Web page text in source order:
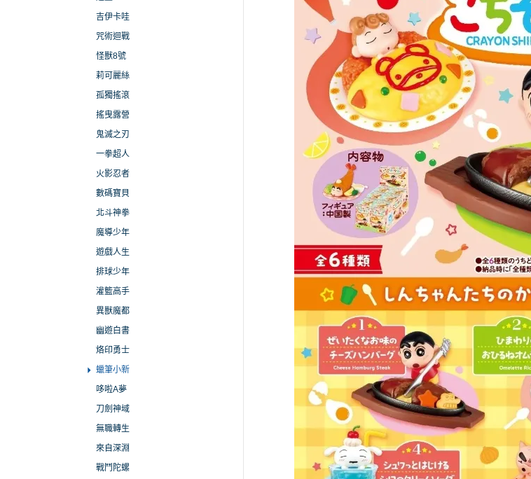
吉伊卡哇
咒術迴戰
怪獸8號
莉可麗絲
孤獨搖滾
搖曳露營
鬼滅之刃
一拳超人
火影忍者
數碼寶貝
北斗神拳
魔導少年
遊戲人生
排球少年
灌籃高手
異獸魔都
幽遊白書
烙印勇士
蠟筆小新
哆啦A夢
刀劍神域
無職轉生
來自深淵
戰鬥陀螺